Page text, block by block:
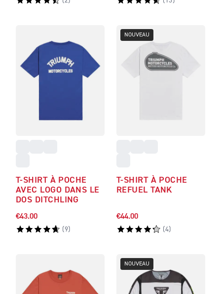
T-SHIRT À POCHE
AVEC LOGO DANS LE
DOS DITCHLING
€43.00
(9)
NOUVEAU
T-SHIRT À POCHE
REFUEL TANK
€44.00
(4)
NOUVEAU